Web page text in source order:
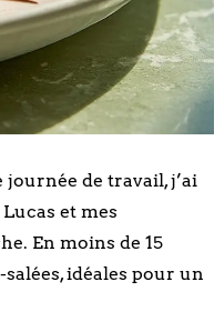
de travail, j’ai
et mes
En moins de 15
idéales pour un